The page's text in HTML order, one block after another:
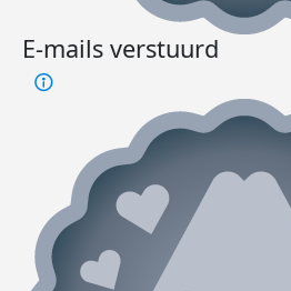
E-mails verstuurd